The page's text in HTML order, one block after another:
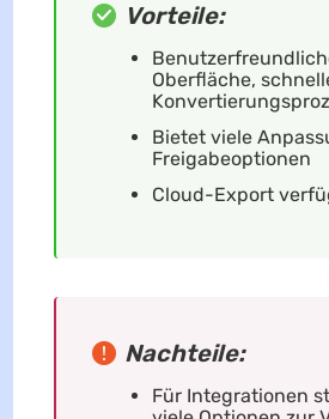
Vorteile:
Oberfläche,
Bietet viele
Freigabeoptionen
Cloud-Export
Nachteile:
Für Integrationen